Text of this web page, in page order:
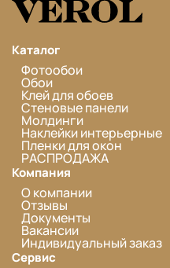
Каталог
Фотообои
Обои
Клей для обоев
Стеновые панели
Молдинги
Наклейки интерьерные
Пленки для окон
РАСПРОДАЖА
Компания
О компании
Отзывы
Документы
Вакансии
Индивидуальный заказ
Сервис